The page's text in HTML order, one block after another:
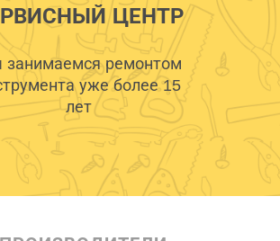
ЦЕНТР
ремонтом
уже более 15
лет